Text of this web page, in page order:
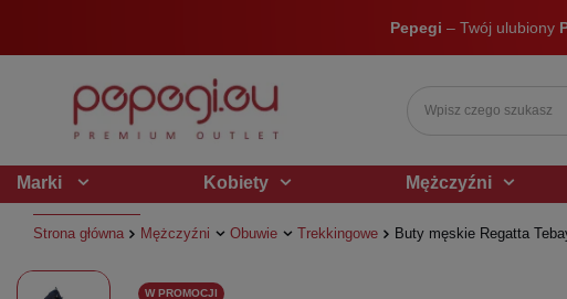
Pepegi – Twój ulubiony
Marki Kobiety Mężczyźni
Strona główna Mężczyźni Obuwie Trekkingowe Buty męskie Regatta
W PROMOCJI